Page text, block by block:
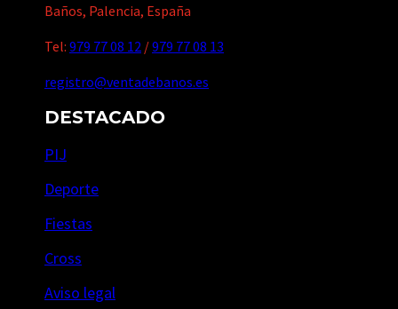
Baños, Palencia, España
Tel: 979 77 08 12 /979 77 08 13
registro@ventadebanos.es
DESTACADO
PIJ
Deporte
Fiestas
Cross
Aviso legal